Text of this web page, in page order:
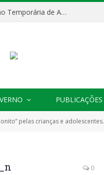
Processo Seletivo nº 001/2025 para Contratação Temporária de Agentes Comunitários de Saúde (ACS)
PUBLICAÇÕES
pelas crianças e adolescentes.
0